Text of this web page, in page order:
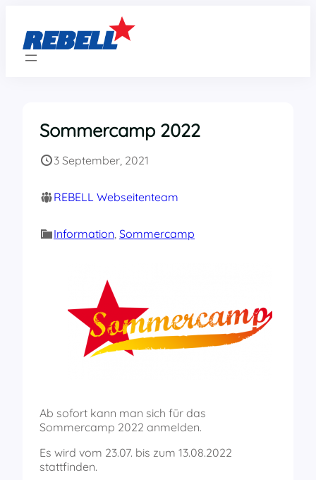
springen
Sommercamp 2022
3 September, 2021
REBELL Webseitenteam
Information Sommercamp
Ab sofort kann man sich für das
Sommercamp 2022 anmelden.
Es wird vom 23.07. bis zum 13.08.2022
stattfinden.